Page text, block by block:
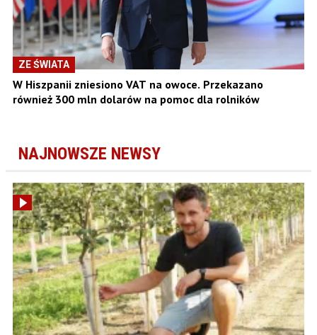
ZE ŚWIATA
W Hiszpanii zniesiono VAT na owoce. Przekazano
również 300 mln dolarów na pomoc dla rolników
NAJNOWSZE NEWSY